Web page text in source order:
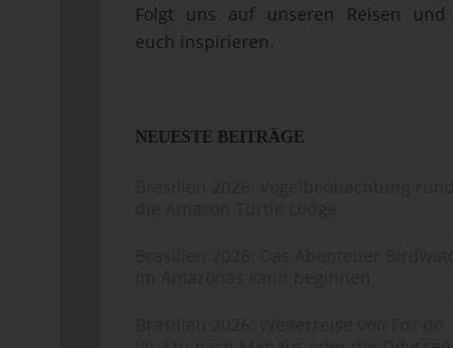
Folgt uns auf unseren Reisen und
euch inspirieren.
NEUESTE BEITRÄGE